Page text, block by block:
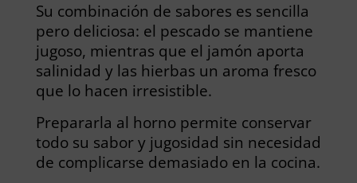
Su combinación de sabores es sencilla
pero deliciosa: el pescado se mantiene
jugoso, mientras que el jamón aporta
salinidad y las hierbas un aroma fresco
que lo hacen irresistible.
Prepararla al horno permite conservar
todo su sabor y jugosidad sin necesidad
de complicarse demasiado en la cocina.